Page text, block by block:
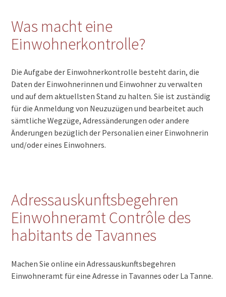
Was macht eine
Einwohnerkontrolle?
Die Aufgabe der Einwohnerkontrolle besteht darin, die
Daten der Einwohnerinnen und Einwohner zu verwalten
und auf dem aktuellsten Stand zu halten. Sie ist zuständig
für die Anmeldung von Neuzuzügen und bearbeitet auch
sämtliche Wegzüge, Adressänderungen oder andere
Änderungen bezüglich der Personalien einer Einwohnerin
und/oder eines Einwohners.
Adressauskunftsbegehren
Einwohneramt Contrôle des
habitants de Tavannes
Machen Sie online ein Adressauskunftsbegehren
Einwohneramt für eine Adresse in Tavannes oder La Tanne.